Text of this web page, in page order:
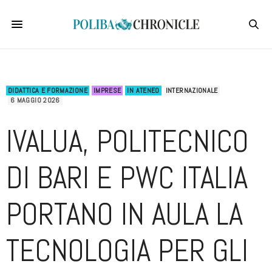
DIDATTICA E FORMAZIONE IMPRESE IN ATENEO
INTERNAZIONALE
6 MAGGIO 2026
IVALUA, POLITECNICO
DI BARI E PWC ITALIA
PORTANO IN AULA LA
TECNOLOGIA PER GLI